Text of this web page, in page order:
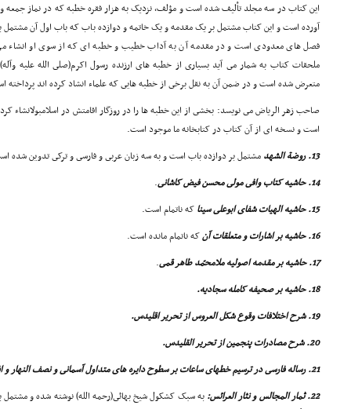
این کتاب در سه مجلد تألیف شده است و مؤلف، نزدیک به هزار فقره خطبه که در نماز جمعه و
آورده است و این کتاب مشتمل بر یک مقدمه و یک خاتمه و دوازده باب که باب اول آن
فصل هاى معدودى است و در مقدمه آن به آداب خطیب و خطبه اى که از سوى او انشاء
ملحقات کتاب به شمار مى آید بسیارى از خطبه هاى ارزنده رسول اکرم(صلى الله علیه
متعرض شده است و در ضمن آن به نقل برخى از خطبه هایى که علماء انشاد کرده اند پرداخته
صاحب زهر الریاض مى نویسد: بخشى از این خطبه ها را در روزگار اقامتش در اسلامبولانشاء
است و نسخه اى از آن کتاب در کتابخانه ما موجود است.
13. روضة الشهد
مشتمل بر دوازده باب است و به سه زبان عربى و فارسى و ترکى تدوین شده
14. حاشیه کتاب وافى مولى محسن فیض کاشانى
.
15. حاشیه الهیات شفاى ابوعلى سینا
که ناتمام است.
16. حاشیه بر اشارات و متعلقات آن
که ناتمام مانده است.
17. حاشیه بر مقدمه اصولیه ملامحمّد طاهر قمى
.
18. حاشیه بر صحیفه کامله سجادیه.
19. شرح اختلافات وقوع شکل العروس از تحریر اقلیدس.
20. شرح مصادرات پنجمین از تحریر القلیدس.
21. رساله فارسى در ترسیم خطهاى ساعات بر سطوح دایره هاى متداول آسمانى و نصف النهار و افق وامثال این ها.
22. ثمار المجالس و نثار العرائس:
به سبک کشکول شیخ بهائى(رحمه الله) نوشته شده و مشتمل